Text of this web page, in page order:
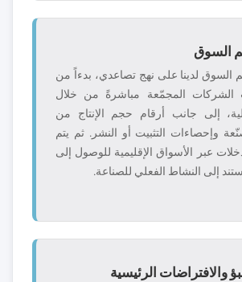
السوق لدينا على نهج تصاعدي، بدءاً من
الشركات المجمّعة مباشرةً من خلال
إلى جانب أرقام حجم الإنتاج من
وإحصاءات التثبيت أو النشر. ثم يتم
عبر الأسواق الإقليمية للوصول إلى
إلى النشاط الفعلي للصناعة.